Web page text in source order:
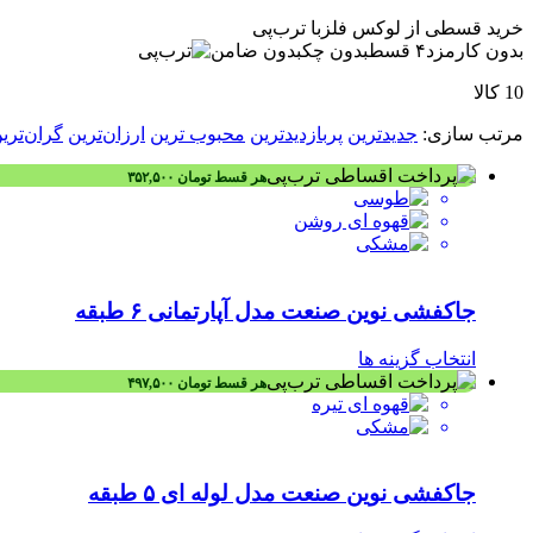
سینماز
شفق
شنیا
عروس نوین
کارن
گلبرگ
گلنام
لوکس
لیمون
میس گلس
هارمونی
هایلو
هدیه
همارا
یونیک
خرید قسطی از لوکس فلز با ترب‌پی
بدون کارمزد۴ قسط بدون چکبدون ضامن
10 کالا
مرتب‌ سازی: جدیدترین پربازدیدترین محبوب ترین ارزان‌ترین
هر قسطتومان
جاکفشی نوین صنعت مدل آپارتمانی ۶ طبقه
انتخاب گزینه ها
هر قسطتومان
جاکفشی نوین صنعت مدل لوله ای ۵ طبقه